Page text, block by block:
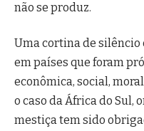
não se produz.
Uma cortina de silêncio
em países que foram
econômica, social,
o caso da África do Sul,
mestiça tem sido